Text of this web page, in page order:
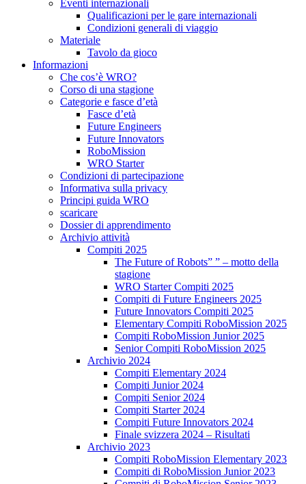
Eventi internazionali
Qualificazioni per le gare internazionali
Condizioni generali di viaggio
Materiale
Tavolo da gioco
Informazioni
Che cos’è WRO?
Corso di una stagione
Categorie e fasce d’età
Fasce d’età
Future Engineers
Future Innovators
RoboMission
WRO Starter
Condizioni di partecipazione
Informativa sulla privacy
Principi guida WRO
scaricare
Dossier di apprendimento
Archivio attività
Compiti 2025
The Future of Robots” ” – motto della
stagione
WRO Starter Compiti 2025
Compiti di Future Engineers 2025
Future Innovators Compiti 2025
Elementary Compiti RoboMission 2025
Compiti RoboMission Junior 2025
Senior Compiti RoboMission 2025
Archivio 2024
Compiti Elementary 2024
Compiti Junior 2024
Compiti Senior 2024
Compiti Starter 2024
Compiti Future Innovators 2024
Finale svizzera 2024 – Risultati
Archivio 2023
Compiti RoboMission Elementary 2023
Compiti di RoboMission Junior 2023